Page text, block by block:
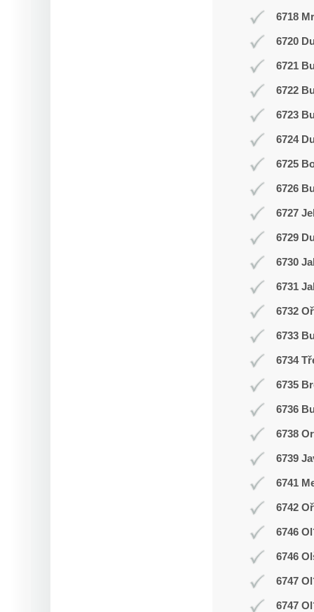
6718
6720
6721
6722
6723
6724
6725
6726
6727
6729
6730
6731
6732
6733
6734
6735
6736
6738
6739
6741
6742
6746
6746
6747
6747